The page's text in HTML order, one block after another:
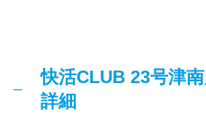
快活CLUB 23号津
詳細